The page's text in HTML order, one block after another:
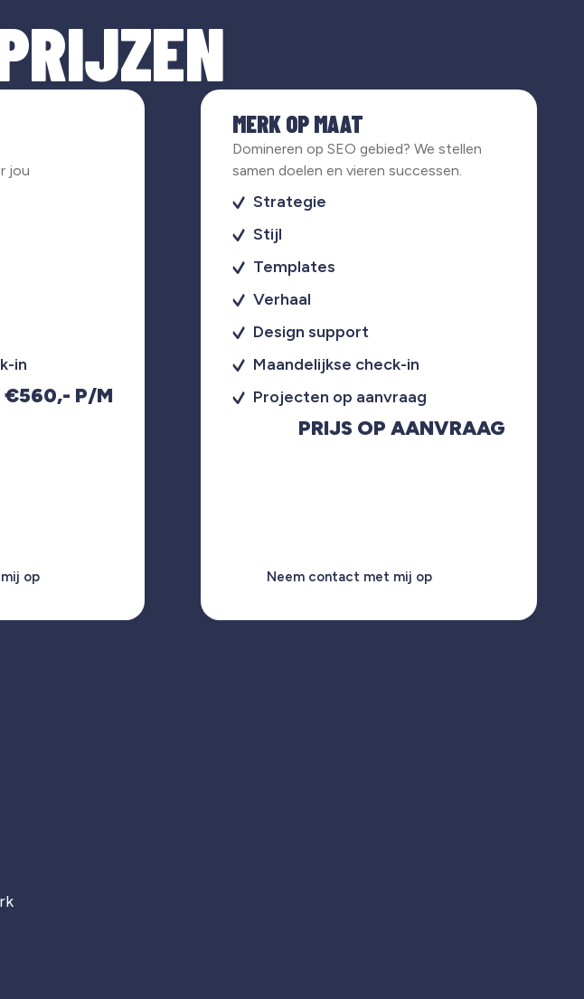
jou
in
€560,- P/M
op
MERK OP MAAT
Domineren op SEO gebied? We stellen
samen doelen en vieren successen.
Strategie
Stijl
Templates
Verhaal
Design support
Maandelijkse check-in
Projecten op aanvraag
PRIJS OP AANVRAAG
Neem contact met mij op